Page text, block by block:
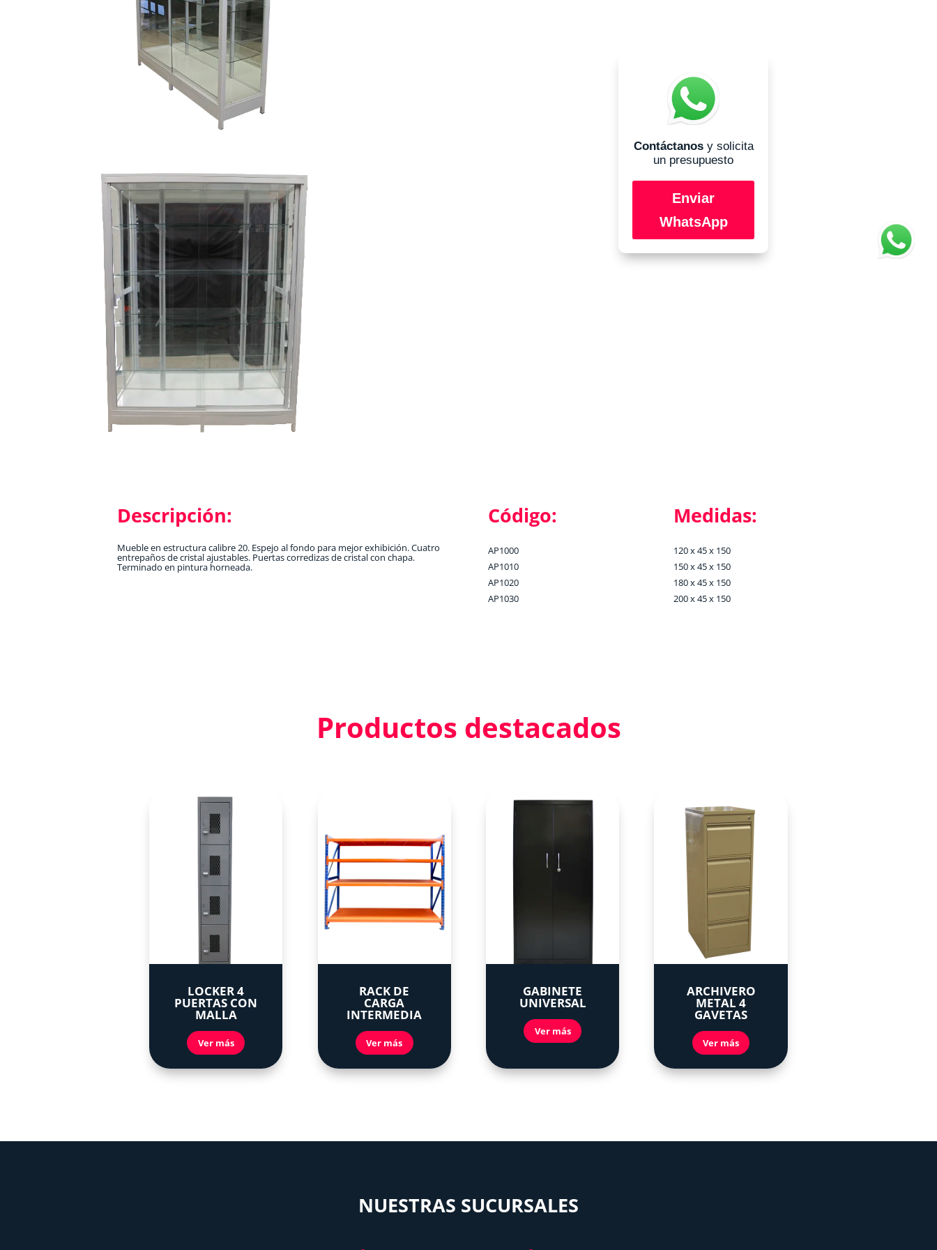
Contáctanosy solicita
un presupuesto
Enviar
WhatsApp
Descripción:
Mueble en estructura calibre 20. Espejo al fondo para mejor exhibición. Cuatro
entrepaños de cristal ajustables. Puertas corredizas de cristal con chapa.
Terminado en pintura horneada.
Código:
AP1000
AP1010
AP1020
AP1030
Medidas:
120 x 45 x 150
150 x 45 x 150
180 x 45 x 150
200 x 45 x 150
Productos destacados
LOCKER 4
PUERTAS CON
MALLA
Ver más
RACK DE
CARGA
INTERMEDIA
Ver más
GABINETE
UNIVERSAL
Ver más
ARCHIVERO
METAL 4
GAVETAS
Ver más
NUESTRAS SUCURSALES